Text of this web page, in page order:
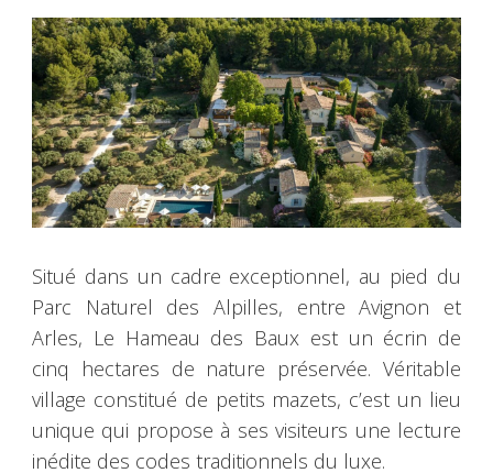
Situé dans un cadre exceptionnel, au pied du
Parc Naturel des Alpilles, entre Avignon et
Arles, Le Hameau des Baux est un écrin de
cinq hectares de nature préservée. Véritable
village constitué de petits mazets, c’est un lieu
unique qui propose à ses visiteurs une lecture
inédite des codes traditionnels du luxe.